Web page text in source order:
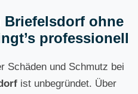
Briefelsdorf ohne
professionell
Schäden und Schmutz bei
ist unbegründet. Über